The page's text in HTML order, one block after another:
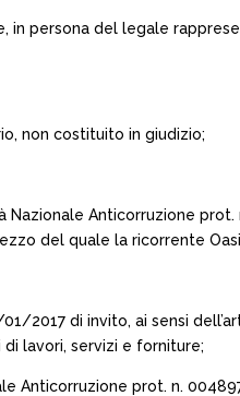
in persona del legale
non costituito in giudizio;
Nazionale Anticorruzione
del quale la ricorrente
2017 di invito, ai sensi
lavori, servizi e forniture;
Anticorruzione prot. n.